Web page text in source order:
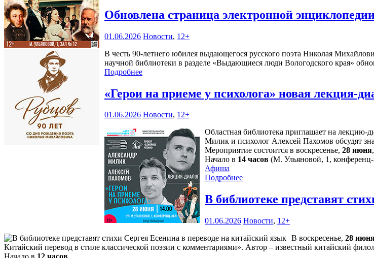
Обновлена страница электронной
01.06.2026 Новости, 12+
В честь 90-летнего юбилея выдающегося русского поэта Николая
научной библиотеки в разделе «Выдающиеся люди Вологодского края»
Подробнее
«Герои на приеме у психолога» новая лекция-
01.06.2026 Новости, 12+
Областная библиотека приглашает на
Милик и психолог Алексей Пахомов обсудят
Мероприятие состоится в воскресенье, 28 июня
Начало в 14 часов (М. Ульяновой, 1, конференц-
Афиша
Подробнее
В библиотеке представят
01.06.2026 Новости, 12+
В воскресенье, 28
Китайский перевод в стиле классической поэзии с комментариями». Автор – известный китайский